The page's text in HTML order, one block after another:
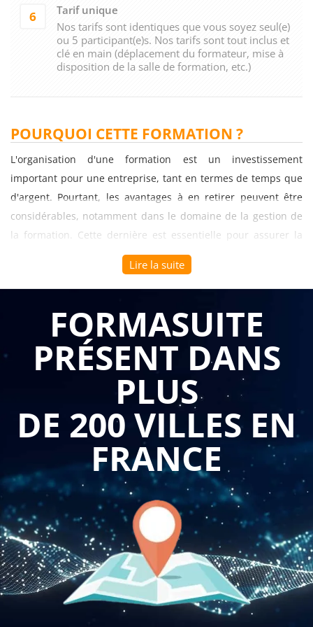
6
Tarif unique
Nos tarifs sont identiques que vous soyez seul(e)
ou 5 participant(e)s. Nos tarifs sont tout inclus et
clé en main (déplacement du formateur, mise à
disposition de la salle de formation, etc.)
POURQUOI CETTE FORMATION ?
L'organisation d'une formation est un investissement
important pour une entreprise, tant en termes de temps que
d'argent. Pourtant, les avantages à en retirer peuvent être
considérables, notamment dans le domaine de la gestion de
la formation. Cette dernière est essentielle pour assurer la
montée en compétences des collaborateurs et contribue
grandement à la performance globale de l'entreprise. C'est
pourquoi, il est important de former les collaborateurs qui
sont en charge de cette mission.
La formation "Assurer la gestion de la formation" est destinée
à ces professionnels. Elle a pour but de leur permettre de
maîtriser les différentes étapes de la gestion de la formation,
depuis l'élaboration du plan de formation jusqu'à l'évaluation
des actions de formation. Cette formation permet également
aux participants de découvrir les outils et les méthodes pour
optimiser la gestion de la formation.
La gestion de la formation est un enjeu crucial pour toute
entreprise, quelle que soit sa taille. En effet, la formation
continue des collaborateurs permet à l'entreprise de rester
compétitive, d'adapter son activité aux évolutions du marché
et de maintenir la motivation de ses salariés. Par conséquent,
la mise en place d'une politique de formation efficace peut se
révéler un véritable levier de croissance pour l'entreprise.
Lire la suite
FORMASUITE
PRÉSENT DANS
PLUS
DE 200 VILLES EN
FRANCE